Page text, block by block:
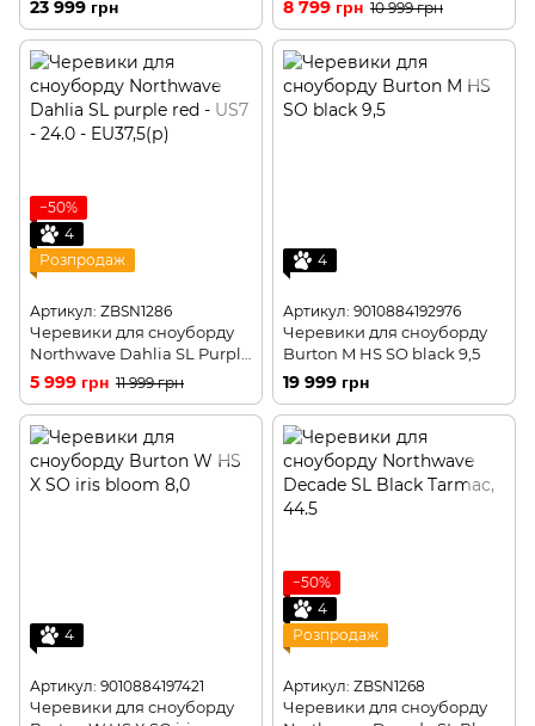
23 999 грн 8 799 грн 10 999 грн
−50%
4
Розпродаж
Артикул: ZBSN1286
Черевики для сноуборду
Northwave Dahlia SL Purple
Red, 37
5 999 грн 11 999 грн
4
Артикул: 9010884192976
Черевики для сноуборду
Burton M HS SO black 9,5
19 999 грн
4
Артикул: 9010884197421
Черевики для сноуборду
−50%
4
Розпродаж
Артикул: ZBSN1268
Черевики для сноуборду